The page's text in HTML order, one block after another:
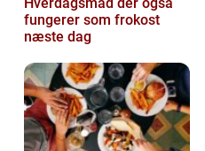
fungerer som frokost
næste dag